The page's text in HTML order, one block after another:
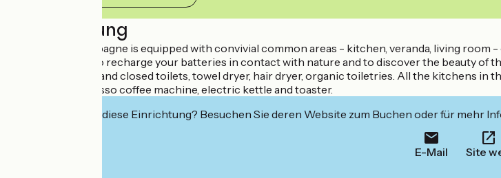
Beschreibung
La Barboire Campagne is equipped with convivial common areas - kitchen, veranda, living
ideal place both to recharge your batteries in contact with nature and to discover the beauty of
shower, separate and closed toilets, towel dryer, hair dryer, organic toiletries. All the kitchens
crockery, Nespresso coffee machine, electric kettle and toaster.
Interessiert Sie diese Einrichtung? Besuchen Sie deren Website zum Buchen oder für mehr
E-Mail Site